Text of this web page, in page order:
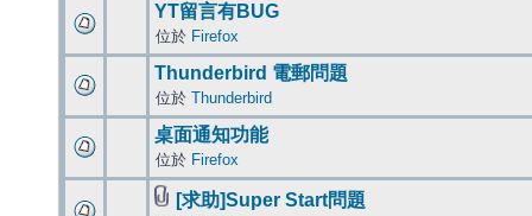
YT留言有BUG
位於 Firefox
Thunderbird 電郵問題
位於 Thunderbird
桌面通知功能
位於 Firefox
[求助]Super Start問題